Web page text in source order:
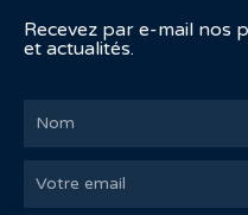
Recevez par e-mail nos
et actualités.